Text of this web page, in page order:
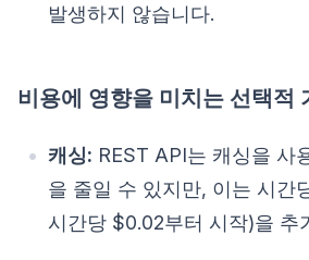
발생하지 않습니다.
비용에 영향을 미치는 선택적
캐싱: REST API는 캐싱을 사
을 줄일 수 있지만, 이는 시간
시간당 $0.02부터 시작)을 추